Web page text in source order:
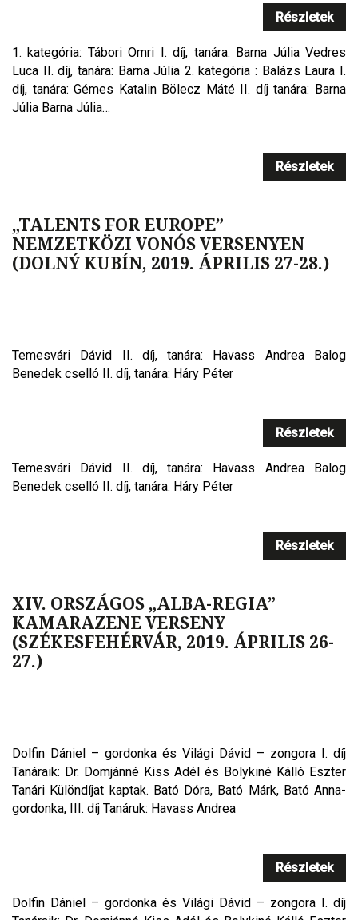
Részletek
1. kategória: Tábori Omri I. díj, tanára: Barna Júlia Vedres
Luca II. díj, tanára: Barna Júlia 2. kategória : Balázs Laura I.
díj, tanára: Gémes Katalin Bölecz Máté II. díj tanára: Barna
Júlia Barna Júlia…
Részletek
„TALENTS FOR EUROPE”
NEMZETKÖZI VONÓS VERSENYEN
(DOLNÝ KUBÍN, 2019. ÁPRILIS 27-28.)
Temesvári Dávid II. díj, tanára: Havass Andrea Balog
Benedek cselló II. díj, tanára: Háry Péter
Részletek
Temesvári Dávid II. díj, tanára: Havass Andrea Balog
Benedek cselló II. díj, tanára: Háry Péter
Részletek
XIV. ORSZÁGOS „ALBA-REGIA”
KAMARAZENE VERSENY
(SZÉKESFEHÉRVÁR, 2019. ÁPRILIS 26-
27.)
Dolfin Dániel – gordonka és Világi Dávid – zongora I. díj
Tanáraik: Dr. Domjánné Kiss Adél és Bolykiné Kálló Eszter
Tanári Különdíjat kaptak. Bató Dóra, Bató Márk, Bató Anna-
gordonka, III. díj Tanáruk: Havass Andrea
Részletek
Dolfin Dániel – gordonka és Világi Dávid – zongora I. díj